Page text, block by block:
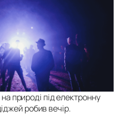
природі під електронну
робив вечір.